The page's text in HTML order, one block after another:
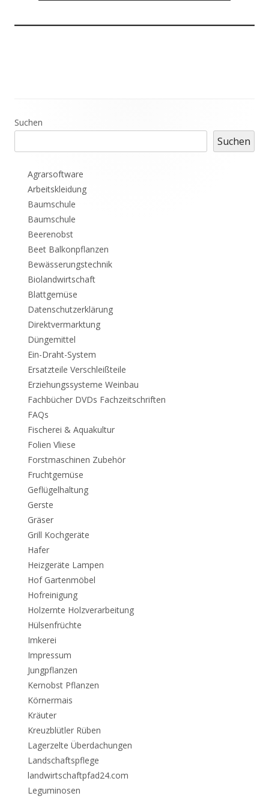
Haupt-
Seitenleiste
Suchen
Suchen
Agrarsoftware
Arbeitskleidung
Baumschule
Baumschule
Beerenobst
Beet Balkonpflanzen
Bewässerungstechnik
Biolandwirtschaft
Blattgemüse
Datenschutzerklärung
Direktvermarktung
Düngemittel
Ein-Draht-System
Ersatzteile Verschleißteile
Erziehungssysteme Weinbau
Fachbücher DVDs Fachzeitschriften
FAQs
Fischerei & Aquakultur
Folien Vliese
Forstmaschinen Zubehör
Fruchtgemüse
Geflügelhaltung
Gerste
Gräser
Grill Kochgeräte
Hafer
Heizgeräte Lampen
Hof Gartenmöbel
Hofreinigung
Holzernte Holzverarbeitung
Hülsenfrüchte
Imkerei
Impressum
Jungpflanzen
Kernobst Pflanzen
Körnermais
Kräuter
Kreuzblütler Rüben
Lagerzelte Überdachungen
Landschaftspflege
landwirtschaftpfad24.com
Leguminosen